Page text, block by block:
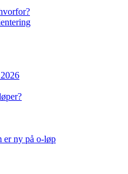
er ny på o-løp